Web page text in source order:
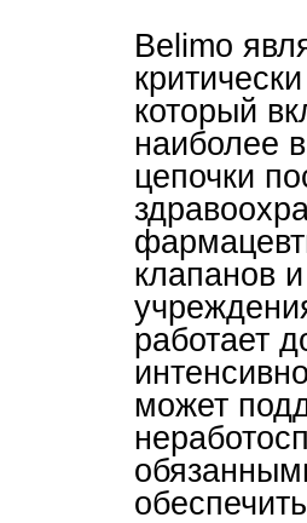
Belimo
который
наиболее
цепочки
клапанов
работает
может